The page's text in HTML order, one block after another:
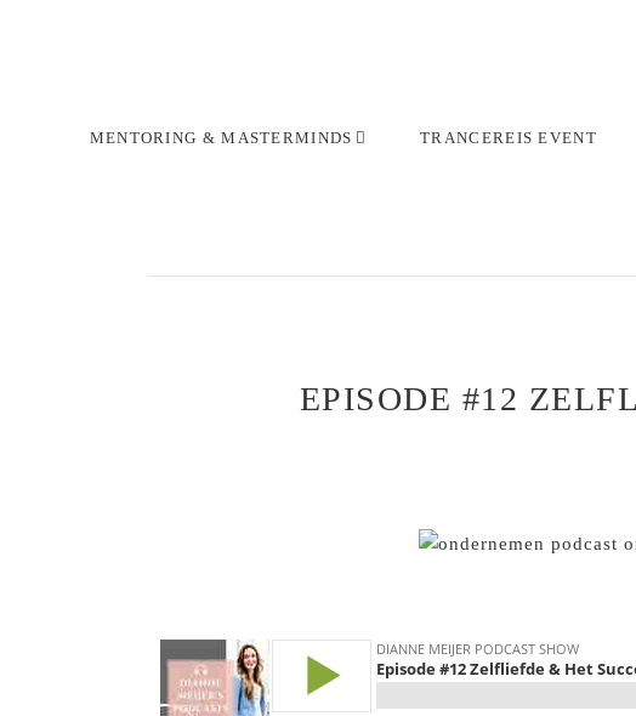
MENTORING & MASTERMINDS TRANCEREIS EVENT
EPISODE #12